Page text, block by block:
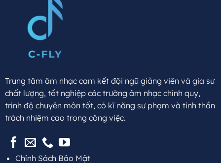
Trung tâm âm nhạc cam kết đội ngũ giảng viên và gia sư
chất lượng, tốt nghiệp các trường âm nhạc chính quy,
trình độ chuyên môn tốt, có kĩ năng sư phạm và tinh thần
trách nhiệm cao trong công việc.
Chính Sách Bảo Mật